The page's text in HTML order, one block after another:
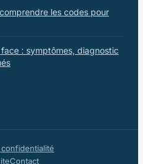
les codes pour
: symptômes, diagnostic
Contact